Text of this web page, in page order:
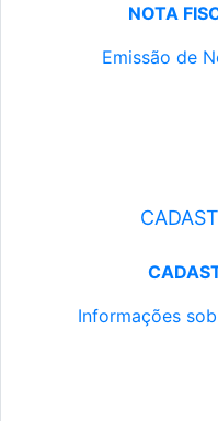
NOTA
Emissão de
Informações